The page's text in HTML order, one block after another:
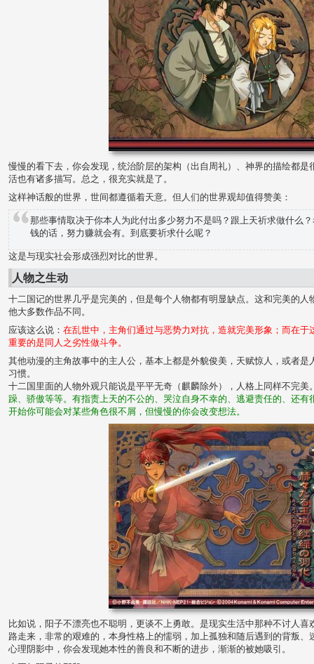
慢慢的看下去，你会发现，统治阶层的架构（出自周礼）、神界的描绘都是
活也有诸多描写。总之，很充实就是了。
这样神话般的世界，世间都遵循着天意。但人们的世界观却值得赞美：
那些事情取决于你本人为此付出多少努力不是吗？跟上天祈求做什么
钱的话，努力赚就会有。到底要祈求什么呢？
这是与现实社会形成强烈对比的世界。
人物之生动
十二国记的世界几乎是完美的，但是每个人物都有明显缺点。这和完美的人
他大多数作品不同。
应该这么说： 在乱世中，主角们通过与恶势力对抗，造就完美形象；而在于
重要的是同人之劣性做斗争。
其他动漫的主角故事中的主人公，基本上都是外貌俊美，天赋惊人，或者是
习惯。
十二国里面的人物外观只能说是平平无奇（麒麟除外），人格上同样不完美
躁、骄傲等等。有指责上天的不公的、哭泣自身不幸的、逃避责任的、还
开始你可能会对某些角色很不屑，但慢慢的你会改变想法。
比如说，阳子不漂亮也不聪明，更谈不上勇敢。是现实生活中那种不讨人
路走来，非常的艰难的，本身性格上的懦弱，加上孤独和随后遇到的背叛
心理阴影中，你会发现她本性的善良和不断的进步，渐渐的被她吸引。